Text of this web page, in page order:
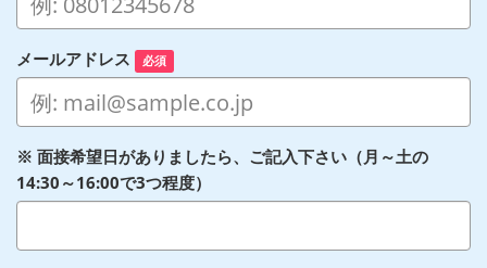
メールアドレス 必須
※ 面接希望日がありましたら、ご記入下さい（月～土の
14:30～16:00で3つ程度）